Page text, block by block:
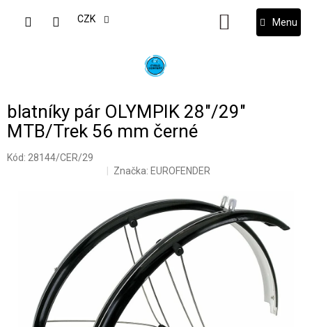
CZK
NÁKUPNÍ
KOŠÍK
blatníky pár OLYMPIK 28"/29"
MTB/Trek 56 mm černé
Kód: 28144/CER/29
Značka: EUROFENDER